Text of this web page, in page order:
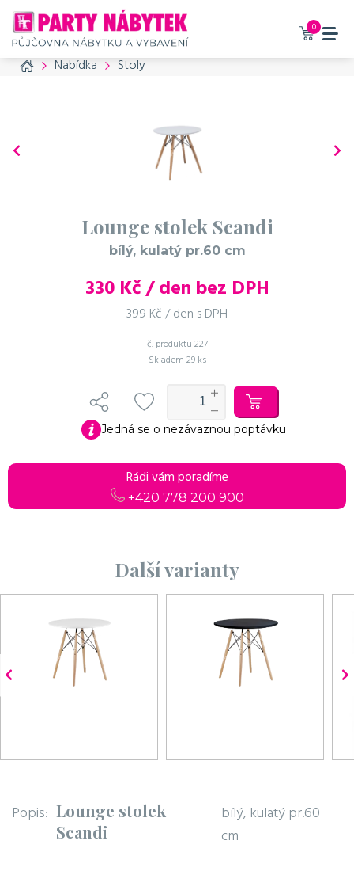
0
Home Nabídka Stoly
Lounge stolek Scandi
bílý, kulatý pr.60 cm
330Kč / den bez DPH
399 Kč / den s DPH
č. produktu 227
Skladem 29 ks
Jedná se o nezávaznou poptávku
Rádi vám poradíme
+420 778 200 900
Další varianty
Popis: Lounge stolek
Scandi
bílý, kulatý pr.60
cm